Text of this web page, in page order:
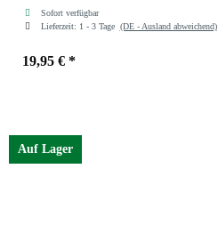
Sofort verfügbar
Lieferzeit: 1 - 3 Tage (DE - Ausland abweichend)
19,95 € *
Auf Lager